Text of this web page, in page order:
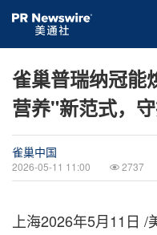
雀巢普瑞纳冠能
营养"新范式，
雀巢中国
2026-05-11 11:00 2737
上海2026年5月11日 /